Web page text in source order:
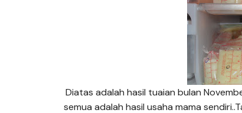
Diatas adalah hasil tuaian bulan
semua adalah hasil usaha mama